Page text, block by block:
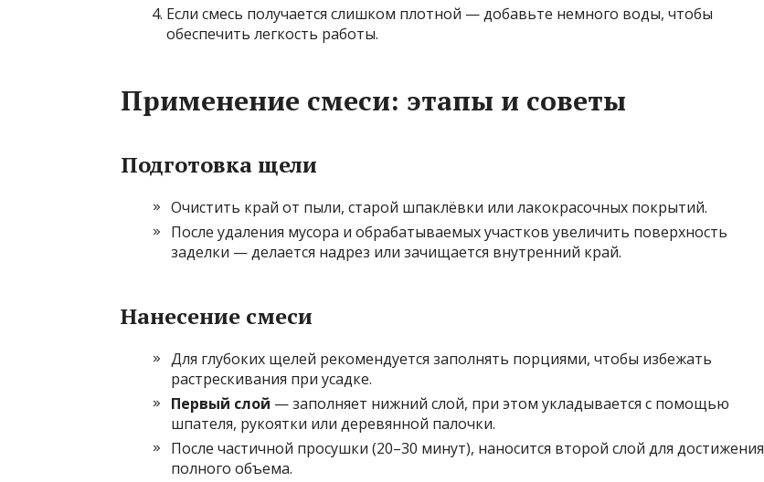
Если смесь получается слишком плотной — добавьте немного воды, чтобы
обеспечить легкость работы.
Применение смеси: этапы и советы
Подготовка щели
Очистить край от пыли, старой шпаклёвки или лакокрасочных покрытий.
После удаления мусора и обрабатываемых участков увеличить поверхность
заделки — делается надрез или зачищается внутренний край.
Нанесение смеси
Для глубоких щелей рекомендуется заполнять порциями, чтобы избежать
растрескивания при усадке.
Первый слой — заполняет нижний слой, при этом укладывается с помощью
шпателя, рукоятки или деревянной палочки.
После частичной просушки (20–30 минут), наносится второй слой для достижения
полного объема.